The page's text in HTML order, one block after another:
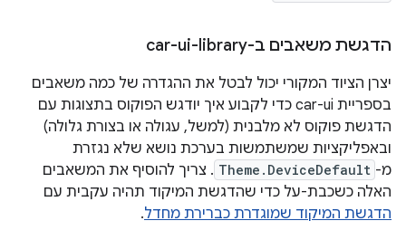
הדגשת משאבים ב-car-ui-library
יצרן הציוד המקורי יכול לבטל את ההגדרה של כמה משאבים
בספריית car-ui כדי לקבוע איך יודגש הפוקוס בתצוגות עם
הדגשת פוקוס לא מלבנית (למשל, עגולה או בצורת גלולה)
ובאפליקציות שמשתמשות בערכת נושא שלא נגזרת
מ- Theme.DeviceDefault . צריך להוסיף את המשאבים
האלה כשכבת-על כדי שהדגשת המיקוד תהיה עקבית עם
הדגשת המיקוד שמוגדרת כברירת מחדל.